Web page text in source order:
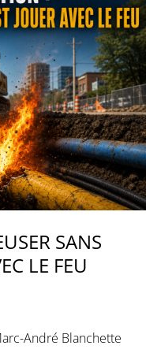
SANS
LE FEU
André Blanchette